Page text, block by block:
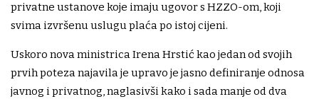
privatne ustanove koje imaju ugovor s HZZO-om, koji
svima izvršenu uslugu plaća po istoj cijeni.
Uskoro nova ministrica Irena Hrstić kao jedan od svojih
prvih poteza najavila je upravo je jasno definiranje odnosa
javnog i privatnog, naglasivši kako i sada manje od dva